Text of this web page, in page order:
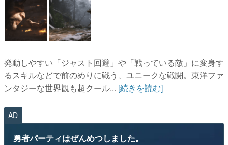
発動しやすい「ジャスト回避」や「戦っている敵」に変身す
るスキルなどで前のめりに戦う、ユニークな戦闘。東洋ファ
ンタジーな世界観も超クール... [続きを読む]
AD
勇者パーティはぜんめつしました。